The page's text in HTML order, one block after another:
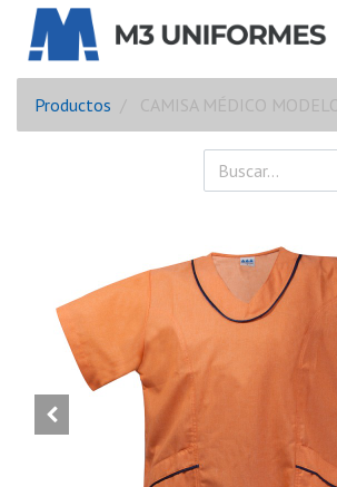
Productos CAMISA MÉDICO